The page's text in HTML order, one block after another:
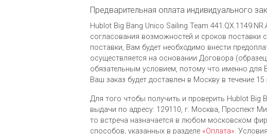
Предварительная оплата индивидуального
Hublot Big Bang Unico Sailing Team
согласования возможностей и сроков поставки
поставки, Вам будет необходимо внести
осуществляется на основании Договора
обязательным условием, потому что именно для
Ваш заказ будет доставлен в Москву в течение
Для того чтобы получить и проверить Hublot Big
выдачи по адресу: 129110, г. Москва, Проспект
то встреча назначается в любом московском
cпособов, указанных в разделе «Оплата».